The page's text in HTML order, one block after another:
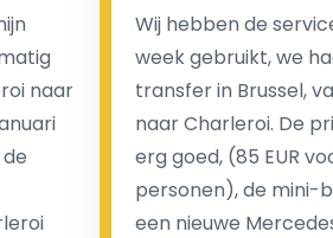
Een van de meest aantrekkelijke
luchthaventaxi's is een vast tarief
tegenstelling tot traditionele taxi's
brengen wij u geen extra kosten
nachtrit.
We hebben geen ophaaltarief of
wachttijd als uw vlucht vertraging
naar
Wij hebben de
week gebruikt, we
transfer in Brussel,
naar Charleroi. De
erg goed, (85 EUR
personen), de mini-
een nieuwe